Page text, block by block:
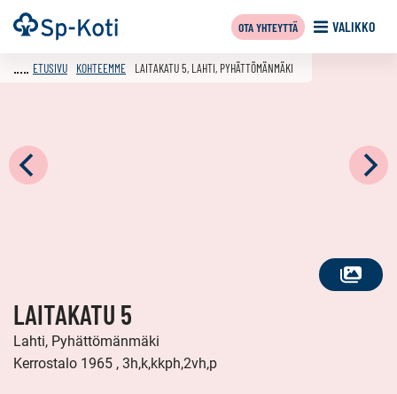
Siirry
sisältöön
Etusivu VALIKKO
OTA YHTEYTTÄ
KATSO
ETUSIVU KOHTEEMME LAITAKATU 5, LAHTI, PYHÄTTÖMÄNMÄKI
LAITAKATU 5
Lahti, Pyhättömänmäki
Kerrostalo 1965 , 3h,k,kkph,2vh,p